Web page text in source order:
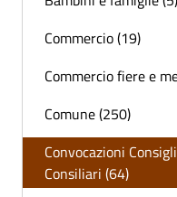
Commercio (19)
Commercio fiere e
Comune (250)
Convocazioni
Consiliari (64)